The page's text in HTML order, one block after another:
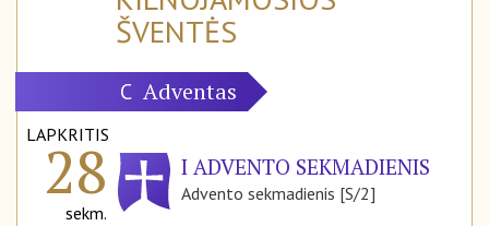
ŠVENTĖS
C Adventas
LAPKRITIS
28
sekm.
I ADVENTO SEKMADIENIS
Advento sekmadienis [S/2]